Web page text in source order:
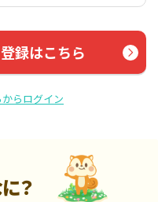
録はこちら
からログイン
？